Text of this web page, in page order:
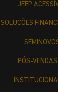
JEEP
SOLUÇÕES
PÓS-VENDAS